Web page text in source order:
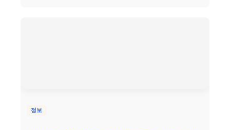
정보